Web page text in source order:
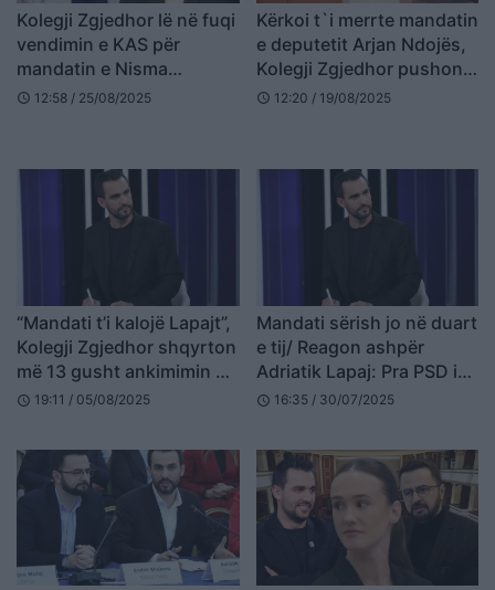
Kolegji Zgjedhor lë në fuqi
vendimin e KAS për
mandatin e Nisma
Shqipëria Bëhet
schedule 12:58 / 25/08/2025
Kërkoi t`i merrte mandatin
e deputetit Arjan Ndojës,
Kolegji Zgjedhor pushon
çështjen e Andia Ullirit
schedule 12:20 / 19/08/2025
“Mandati t’i kalojë Lapajt”,
Kolegji Zgjedhor shqyrton
më 13 gusht ankimimin e
Shqipëria Bëhet për
schedule 19:11 / 05/08/2025
Mandati sërish jo në duart
e tij/ Reagon ashpër
Adriatik Lapaj: Pra PSD iu
pranua dorëheqja, neve
schedule 16:35 / 30/07/2025